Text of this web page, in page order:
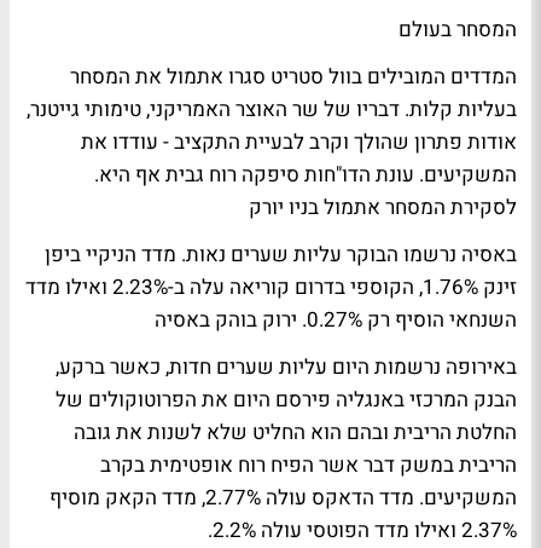
המסחר בעולם
המדדים המובילים בוול סטריט סגרו אתמול את המסחר
בעליות קלות. דבריו של שר האוצר האמריקני, טימותי גייטנר,
אודות פתרון שהולך וקרב לבעיית התקציב - עודדו את
המשקיעים. עונת הדו"חות סיפקה רוח גבית אף היא.
לסקירת המסחר אתמול בניו יורק
באסיה נרשמו הבוקר עליות שערים נאות. מדד הניקיי ביפן
זינק 1.76%, הקוספי בדרום קוריאה עלה ב-2.23% ואילו מדד
השנחאי הוסיף רק 0.27%.
ירוק בוהק באסיה
באירופה נרשמות היום עליות שערים חדות, כאשר ברקע,
הבנק המרכזי באנגליה פירסם היום את הפרוטוקולים של
החלטת הריבית ובהם הוא החליט שלא לשנות את גובה
הריבית במשק דבר אשר הפיח רוח אופטימית בקרב
המשקיעים. מדד הדאקס עולה 2.77%, מדד הקאק מוסיף
2.37% ואילו מדד הפוטסי עולה 2.2%.